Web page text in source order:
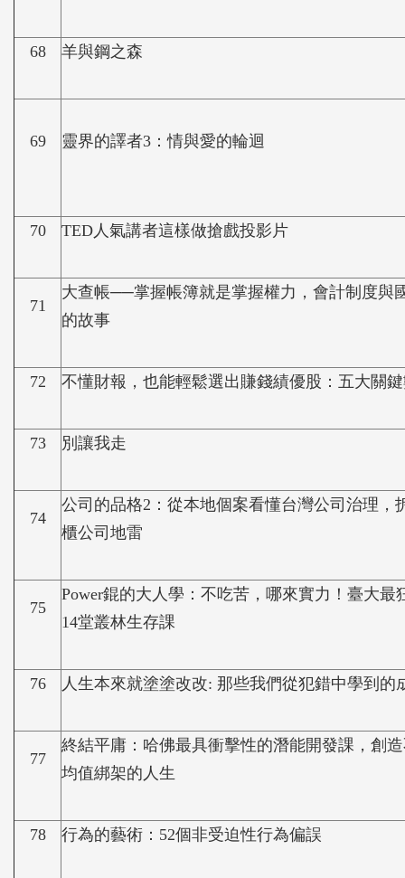
68 羊與鋼之森
69 靈界的譯者3：情與愛的輪迴
70 TED人氣講者這樣做搶戲投影片
71
大查帳──掌握帳簿就是掌握權力，會計制度與
的故事
72 不懂財報，也能輕鬆選出賺錢績優股：五大關
73 別讓我走
74
公司的品格2：從本地個案看懂台灣公司治理，
櫃公司地雷
75
Power錕的大人學：不吃苦，哪來實力！臺大最
14堂叢林生存課
76 人生本來就塗塗改改: 那些我們從犯錯中學到的
77
終結平庸：哈佛最具衝擊性的潛能開發課，創
均值綁架的人生
78 行為的藝術：52個非受迫性行為偏誤